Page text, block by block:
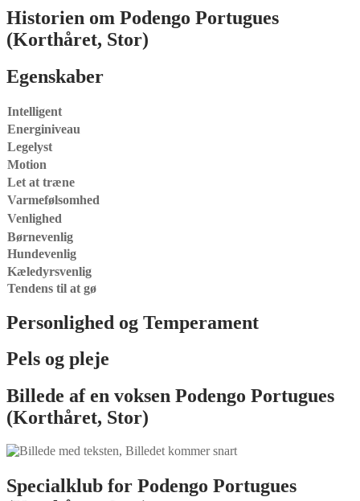
Historien om Podengo Portugues
(Korthåret, Stor)
Egenskaber
Intelligent
Energiniveau
Legelyst
Motion
Let at træne
Varmefølsomhed
Venlighed
Børnevenlig
Hundevenlig
Kæledyrsvenlig
Tendens til at gø
Personlighed og Temperament
Pels og pleje
Billede af en voksen Podengo Portugues
(Korthåret, Stor)
Specialklub for Podengo Portugues